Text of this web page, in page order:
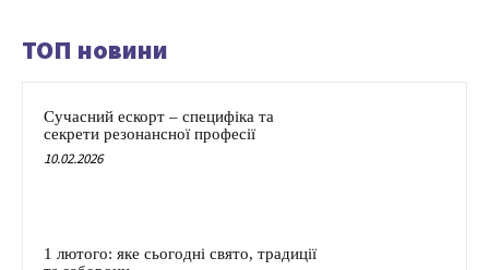
ТОП новини
Сучасний ескорт – специфіка та
секрети резонансної професії
10.02.2026
1 лютого: яке сьогодні свято, традиції